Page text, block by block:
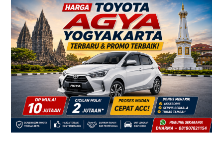
TERBARU!
Harga
Agya
Yogyakarta
–
Promo
DP
Ringan
Cicilan